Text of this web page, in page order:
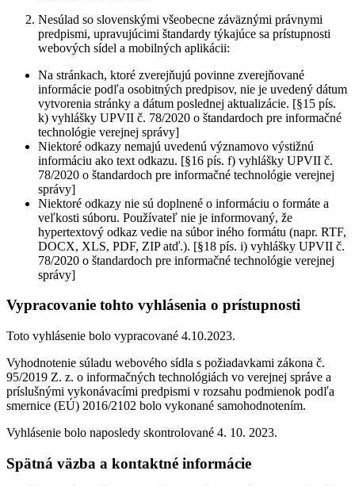
Nesúlad so slovenskými všeobecne záväznými právnymi
predpismi, upravujúcimi štandardy týkajúce sa prístupnosti
webových sídel a mobilných aplikácii:
Na stránkach, ktoré zverejňujú povinne zverejňované
informácie podľa osobitných predpisov, nie je uvedený dátum
vytvorenia stránky a dátum poslednej aktualizácie. [§15 pís.
k) vyhlášky UPVII č. 78/2020 o štandardoch pre informačné
technológie verejnej správy]
Niektoré odkazy nemajú uvedenú významovo výstižnú
informáciu ako text odkazu. [§16 pís. f) vyhlášky UPVII č.
78/2020 o štandardoch pre informačné technológie verejnej
správy]
Niektoré odkazy nie sú doplnené o informáciu o formáte a
veľkosti súboru. Používateľ nie je informovaný, že
hypertextový odkaz vedie na súbor iného formátu (napr. RTF,
DOCX, XLS, PDF, ZIP atď.). [§18 pís. i) vyhlášky UPVII č.
78/2020 o štandardoch pre informačné technológie verejnej
správy]
Vypracovanie tohto vyhlásenia o prístupnosti
Toto vyhlásenie bolo vypracované 4.10.2023.
Vyhodnotenie súladu webového sídla s požiadavkami zákona č.
95/2019 Z. z. o informačných technológiách vo verejnej správe a
príslušnými vykonávacími predpismi v rozsahu podmienok podľa
smernice (EÚ) 2016/2102 bolo vykonané samohodnotením.
Vyhlásenie bolo naposledy skontrolované 4. 10. 2023.
Spätná väzba a kontaktné informácie